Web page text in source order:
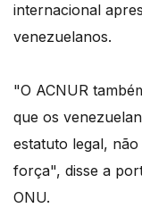
internacional
venezuelanos.
"O ACNUR
que os
estatuto legal,
força", disse a
ONU.